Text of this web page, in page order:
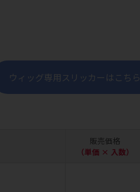
ウィッグ専用スリッカーはこちら
販売価格
（単価 × 入数）